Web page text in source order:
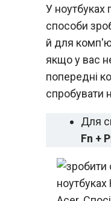
У ноутбуках
способи
й для
якщо у вас
попередні
спробувати
Для
Fn +